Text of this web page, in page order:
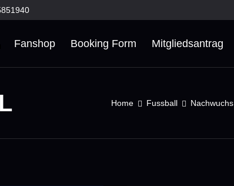
Fanshop Booking Form Mitgliedsantrag
Home Fussball Nachwuchs